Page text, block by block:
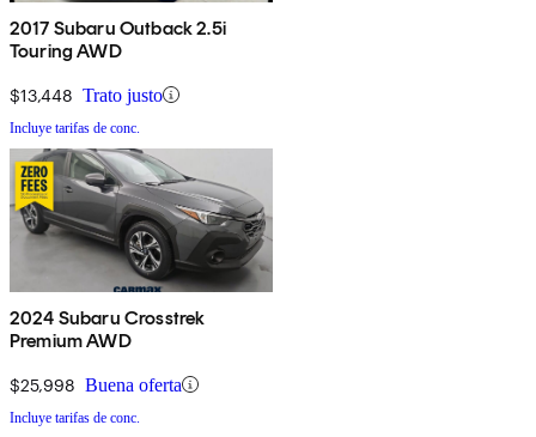
2017 Subaru Outback 2.5i
Touring AWD
$13,448 Trato justo
Incluye tarifas de conc.
2024 Subaru Crosstrek
Premium AWD
$25,998 Buena oferta
Incluye tarifas de conc.